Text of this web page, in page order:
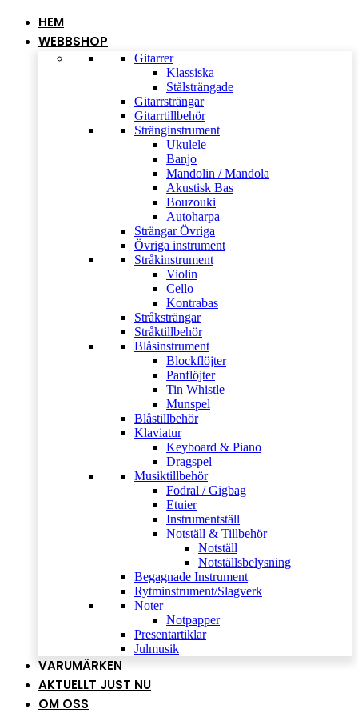
HEM
WEBBSHOP
Gitarrer
Klassiska
Stålsträngade
Gitarrsträngar
Gitarrtillbehör
Stränginstrument
Ukulele
Banjo
Mandolin / Mandola
Akustisk Bas
Bouzouki
Autoharpa
Strängar Övriga
Övriga instrument
Stråkinstrument
Violin
Cello
Kontrabas
Stråksträngar
Stråktillbehör
Blåsinstrument
Blockflöjter
Panflöjter
Tin Whistle
Munspel
Blåstillbehör
Klaviatur
Keyboard & Piano
Dragspel
Musiktillbehör
Fodral / Gigbag
Etuier
Instrumentställ
Notställ & Tillbehör
Notställ
Notställsbelysning
Begagnade Instrument
Rytminstrument/Slagverk
Noter
Notpapper
Presentartiklar
Julmusik
VARUMÄRKEN
AKTUELLT JUST NU
OM OSS